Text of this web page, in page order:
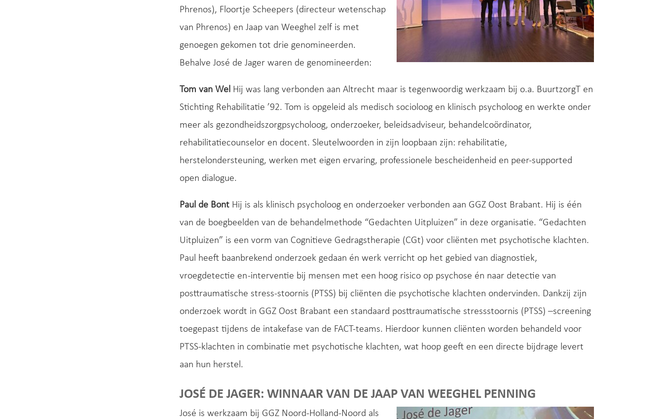
Phrenos), Floortje Scheepers (directeur wetenschap
van Phrenos) en Jaap van Weeghel zelf is met
genoegen gekomen tot drie genomineerden.
Behalve José de Jager waren de genomineerden:
Tom van Wel Hij was lang verbonden aan Altrecht maar is tegenwoordig werkzaam bij o.a. BuurtzorgT en
Stichting Rehabilitatie ’92. Tom is opgeleid als medisch socioloog en klinisch psycholoog en werkte onder
meer als gezondheidszorgpsycholoog, onderzoeker, beleidsadviseur, behandelcoördinator,
rehabilitatiecounselor en docent. Sleutelwoorden in zijn loopbaan zijn: rehabilitatie,
herstelondersteuning, werken met eigen ervaring, professionele bescheidenheid en peer-supported
open dialogue.
Paul de Bont Hij is als klinisch psycholoog en onderzoeker verbonden aan GGZ Oost Brabant. Hij is één
van de boegbeelden van de behandelmethode “Gedachten Uitpluizen” in deze organisatie. “Gedachten
Uitpluizen” is een vorm van Cognitieve Gedragstherapie (CGt) voor cliënten met psychotische klachten.
Paul heeft baanbrekend onderzoek gedaan én werk verricht op het gebied van diagnostiek,
vroegdetectie en -interventie bij mensen met een hoog risico op psychose én naar detectie van
posttraumatische stress-stoornis (PTSS) bij cliënten die psychotische klachten ondervinden. Dankzij zijn
onderzoek wordt in GGZ Oost Brabant een standaard posttraumatische stressstoornis (PTSS) –screening
toegepast tijdens de intakefase van de FACT-teams. Hierdoor kunnen cliënten worden behandeld voor
PTSS-klachten in combinatie met psychotische klachten, wat hoop geeft en een directe bijdrage levert
aan hun herstel.
JOSÉ DE JAGER: WINNAAR VAN DE JAAP VAN WEEGHEL PENNING
José is werkzaam bij GGZ Noord-Holland-Noord als